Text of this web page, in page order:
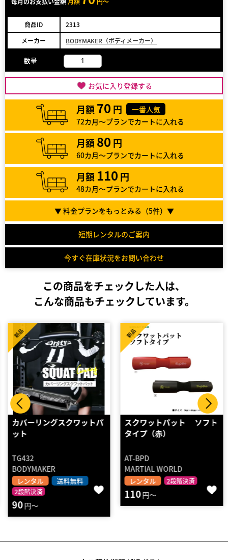
商品ID
2313
メーカー
BODYMAKER（ボディメーカー）
数量
お気に入り登録する
月額 70 円
一番人気
72カ月～プランでカートに入れる
月額 80 円
60カ月～プランでカートに入れる
月額 110 円
48カ月～プランでカートに入れる
▼ 料金プランをもっとみる（5件）▼
短期レンタルのご案内
今すぐ在庫状況をお問い合わせ
この商品をチェックした人は、
こんな商品もチェックしています。
スクワットパット ソフト
タイプ（赤）
AT-BPD
MARTIAL WORLD
レンタル 2段階決済
新品
110円～
スクワットパッド（赤）
N102
WILD FIT
レンタル 送料無料
2段階決済
新品
80円～